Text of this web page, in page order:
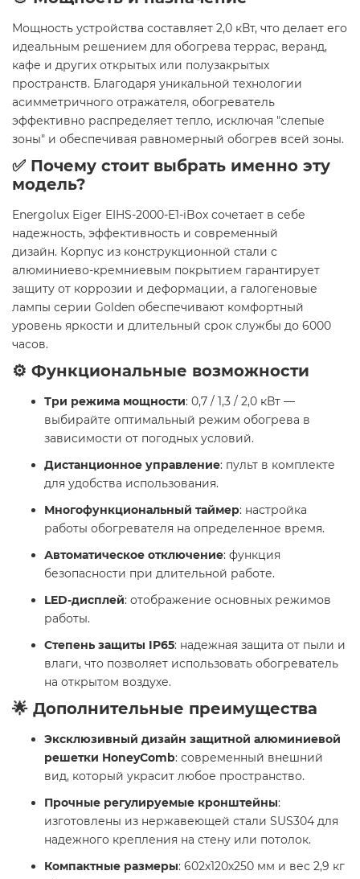
Мощность устройства составляет 2,0 кВт, что делает его
идеальным решением для обогрева террас, веранд,
кафе и других открытых или полузакрытых
пространств. Благодаря уникальной технологии
асимметричного отражателя, обогреватель
эффективно распределяет тепло, исключая "слепые
зоны" и обеспечивая равномерный обогрев всей зоны.
✅ Почему стоит выбрать именно эту
модель?
Energolux Eiger EIHS-2000-E1-iBox сочетает в себе
надежность, эффективность и современный
дизайн. Корпус из конструкционной стали с
алюминиево-кремниевым покрытием гарантирует
защиту от коррозии и деформации, а галогеновые
лампы серии Golden обеспечивают комфортный
уровень яркости и длительный срок службы до 6000
часов.
⚙️ Функциональные возможности
Три режима мощности: 0,7 / 1,3 / 2,0 кВт —
выбирайте оптимальный режим обогрева в
зависимости от погодных условий.
Дистанционное управление: пульт в комплекте
для удобства использования.
Многофункциональный таймер: настройка
работы обогревателя на определенное время.
Автоматическое отключение: функция
безопасности при длительной работе.
LED-дисплей: отображение основных режимов
работы.
Степень защиты IP65: надежная защита от пыли и
влаги, что позволяет использовать обогреватель
на открытом воздухе.
🌟 Дополнительные преимущества
Эксклюзивный дизайн защитной алюминиевой
решетки HoneyComb: современный внешний
вид, который украсит любое пространство.
Прочные регулируемые кронштейны:
изготовлены из нержавеющей стали SUS304 для
надежного крепления на стену или потолок.
Компактные размеры: 602х120х250 мм и вес 2,9 кг